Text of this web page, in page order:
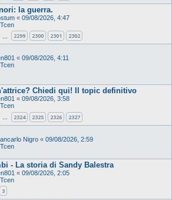
la guerra.
« 09/08/2026, 4:47
2299 2300 2301 2302
« 09/08/2026, 4:11
Chiedi qui! Il topic definitivo
« 09/08/2026, 3:58
… 2324 2325 2326 2327
Nigro « 09/08/2026, 2:59
- La storia di Sandy Balestra
« 09/08/2026, 2:05
3